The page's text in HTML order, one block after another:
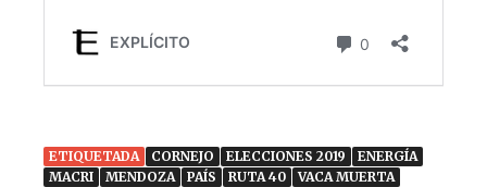
ETIQUETADA CORNEJO ELECCIONES 2019
ENERGÍA
MACRI
MENDOZA PAÍS RUTA 40 VACA MUERTA